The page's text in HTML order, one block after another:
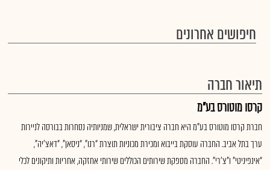
חיפושים אחרונים
תיאור חברה
קרסו מוטורס בע"מ
חברת קרסו מוטורס בע"מ היא חברה ציבורית ישראלית, שמניותיה נסחרות בבורסה לניירות
ערך בתל אביב. החברה עוסקת בייבוא ומכירת מכוניות תוצרת “רנו”, “ניסאן”, “דאצ’יה”,
“אינפיניטי” ו"צ’רי". החברה מספקת שירותים הכוללים שירותי אחזקה, אחריות ותיקונים לכלי